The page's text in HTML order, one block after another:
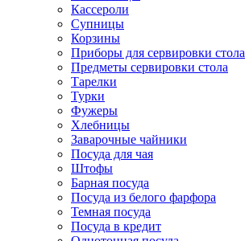
Кассероли
Супницы
Корзины
Приборы для сервировки стола
Предметы сервировки стола
Тарелки
Турки
Фужеры
Хлебницы
Заварочные чайники
Посуда для чая
Штофы
Барная посуда
Посуда из белого фарфора
Темная посуда
Посуда в кредит